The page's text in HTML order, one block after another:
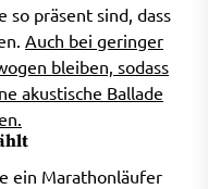
so präsent sind, dass
Auch bei geringer
bleiben, sodass
akustische Ballade
ein Marathonläufer